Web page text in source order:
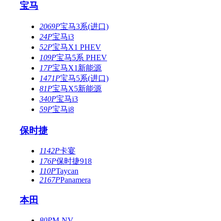
宝马
2069P宝马3系(进口)
24P宝马i3
52P宝马X1 PHEV
109P宝马5系 PHEV
17P宝马X1新能源
1471P宝马5系(进口)
81P宝马X5新能源
340P宝马i3
59P宝马i8
保时捷
1142P卡宴
176P保时捷918
110PTaycan
2167PPanamera
本田